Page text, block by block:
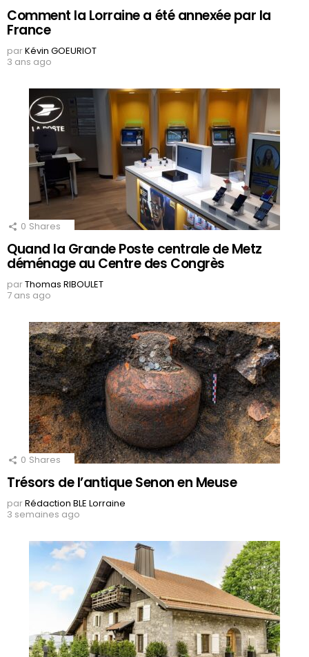
Comment la Lorraine a été annexée par la
France
parKévin GOEURIOT
3 ans ago
0 Shares
Quand la Grande Poste centrale de Metz
déménage au Centre des Congrès
parThomas RIBOULET
7 ans ago
0 Shares
Trésors de l’antique Senon en Meuse
parRédaction BLE Lorraine
3 semaines ago